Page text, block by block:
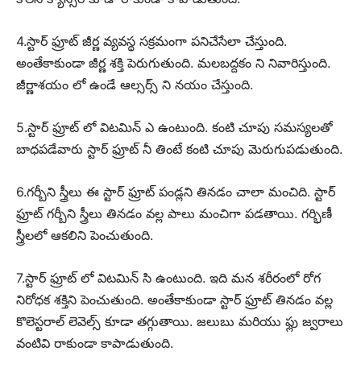
4.స్టార్ ఫ్రూట్ జీర్ణ వ్యవస్థ సక్రమంగా పనిచేసేలా చేస్తుంది.
అంతేకాకుండా జీర్ణ శక్తి పెరుగుతుంది. మలబద్దకం ని నివారిస్తుంది.
జీర్ణాశయం లో ఉండే ఆల్సర్స్ ని నయం చేస్తుంది.
5.స్టార్ ఫ్రూట్ లో విటమిన్ ఎ ఉంటుంది. కంటి చూపు సమస్యలతో
బాధపడేవారు స్టార్ ఫ్రూట్ నీ తింటే కంటి చూపు మెరుగుపడుతుంది.
6.గర్బీని స్త్రీలు ఈ స్టార్ ఫ్రూట్ పండ్లని తినడం చాలా మంచిది. స్టార్
ఫ్రూట్ గర్బీని స్త్రీలు తినడం వల్ల పాలు మంచిగా పడతాయి. గర్భిణీ
స్త్రీలలో ఆకలిని పెంచుతుంది.
7.స్టార్ ఫ్రూట్ లో విటమిన్ సి ఉంటుంది. ఇది మన శరీరంలో రోగ
నిరోధక శక్తిని పెంచుతుంది. అంతేకాకుండా స్టార్ ఫ్రూట్ తినడం వల్ల
కొలెస్టరాల్ లెవెల్స్ కూడా తగ్గుతాయి. జలుబు మరియు ఫ్లు జ్వరాలు
వంటివి రాకుండా కాపాడుతుంది.